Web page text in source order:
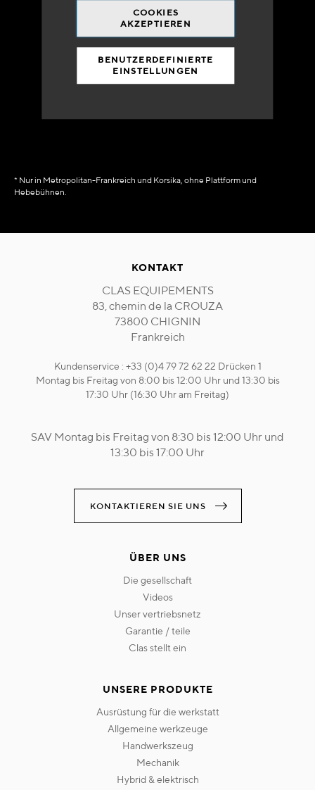
COOKIES
AKZEPTIEREN
BENUTZERDEFINIERTE
EINSTELLUNGEN
* Nur in Metropolitan-Frankreich und Korsika, ohne Plattform und
Hebebühnen.
KONTAKT
CLAS EQUIPEMENTS
83, chemin de la CROUZA
73800 CHIGNIN
Frankreich
Kundenservice : +33 (0)4 79 72 62 22 Drücken 1
Montag bis Freitag von 8:00 bis 12:00 Uhr und 13:30 bis
17:30 Uhr (16:30 Uhr am Freitag)
SAV Montag bis Freitag von 8:30 bis 12:00 Uhr und
13:30 bis 17:00 Uhr
KONTAKTIEREN SIE UNS
ÜBER UNS
die gesellschaft
videos
unser vertriebsnetz
garantie / teile
clas stellt ein
UNSERE PRODUKTE
ausrüstung für die werkstatt
allgemeine werkzeuge
handwerkszeug
mechanik
hybrid & elektrisch